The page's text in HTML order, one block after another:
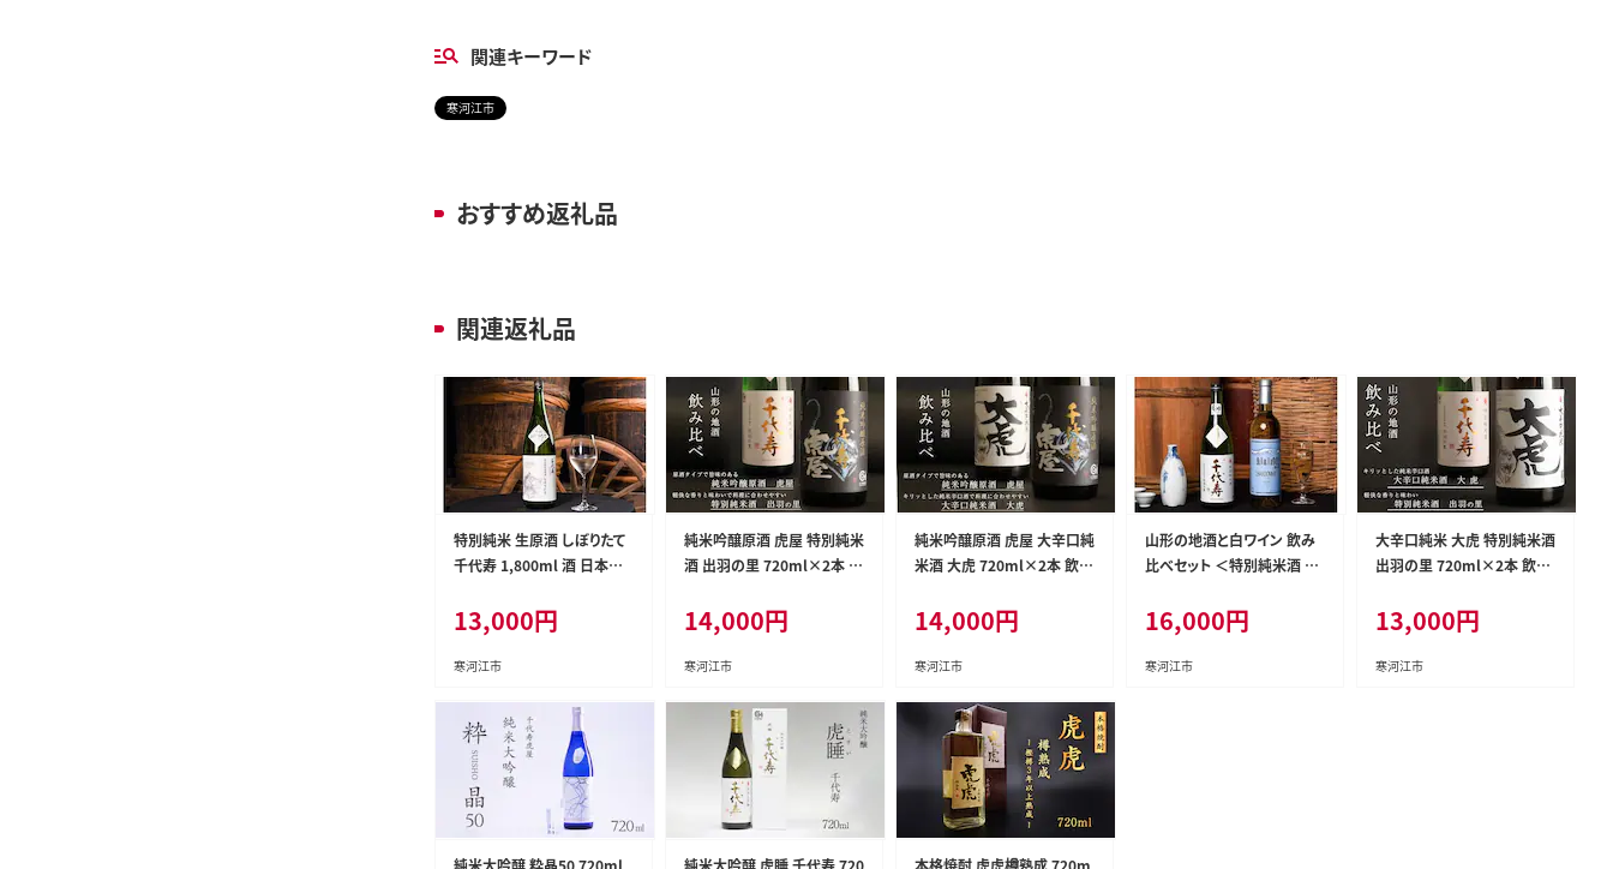
関連キーワード
寒河江市
おすすめ返礼品
関連返礼品
特別純米 生原酒 しぼりたて
千代寿 1,800ml 酒 日本酒
013-E-CK003
13,000円
寒河江市
純米吟醸原酒 虎屋 特別純米
酒 出羽の里 720ml×2本 受
本酒 地酒 山形 014-E-CK0
14,000円
寒河江市
純米吟醸原酒 虎屋 大辛口純
米酒 大虎 720ml×2本 飲み
山形 014-E-CK007
14,000円
寒河江市
山形の地酒と白ワイン 飲み
比べセット ＜特別純米酒 出
ヴィンテージ＞（720ml×2
本） 016-E-CK009
16,000円
寒河江市
大辛口純米 大虎 特別純米酒
出羽の里 720ml×2本 飲み
山形 013-E-CK024
13,000円
寒河江市